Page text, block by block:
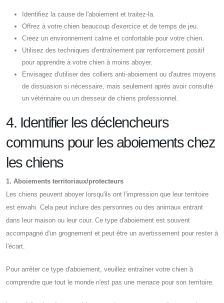
Identifiez la cause de l'aboiement et traitez-la.
Offrez à votre chien beaucoup d'exercice et de temps de jeu.
Créez un environnement calme et confortable pour votre chien.
Utilisez des techniques d'entraînement par renforcement positif
pour apprendre à votre chien à moins aboyer.
Envisagez d'utiliser des colliers anti-aboiement ou d'autres moyens
de dissuasion si nécessaire, mais seulement après avoir consulté
un vétérinaire ou un dresseur de chiens professionnel.
4. Identifier les déclencheurs
communs pour les aboiements chez
les chiens
1. Aboiements territoriaux/protecteurs
Les chiens peuvent aboyer lorsqu'ils ont l'impression que leur territoire
est envahi. Cela peut inclure des personnes ou des animaux entrant
dans leur maison ou leur cour. Ce type d'aboiement est souvent
accompagné d'un grognement et peut être un avertissement pour rester à
l'écart.
Pour arrêter ce type d'aboiement, veuillez entraîner votre chien à
comprendre que tout le monde n'est pas une menace pour son territoire.